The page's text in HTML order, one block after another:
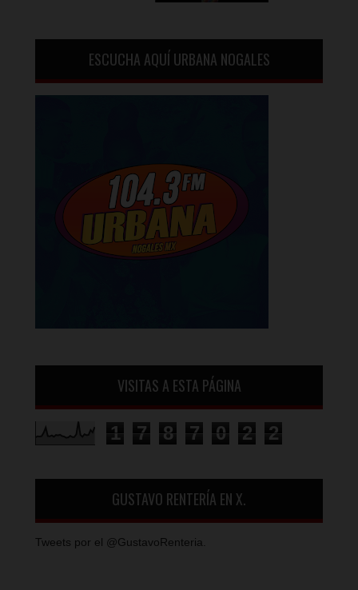
ESCUCHA AQUÍ URBANA NOGALES
VISITAS A ESTA PÁGINA
1 7 8 7 0 2 2
GUSTAVO RENTERÍA EN X.
Tweets por el @GustavoRenteria.